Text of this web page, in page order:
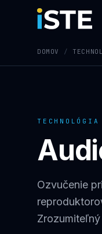
Preskočiť na obsah
DOMOV /
TECHNOLÓGIA
Ozvučenie